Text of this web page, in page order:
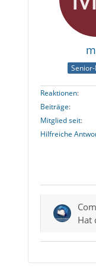
Reaktionen
Beiträge
Mitglied seit
Hilfreiche
Hat